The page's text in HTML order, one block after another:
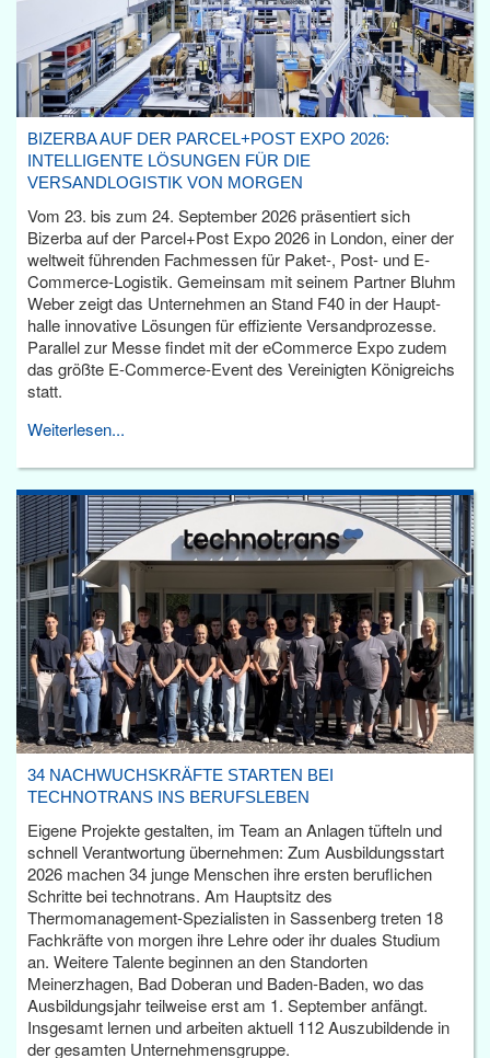
BIZERBA AUF DER PARCEL+POST EXPO 2026:
INTELLIGENTE LÖSUNGEN FÜR DIE
VERSANDLOGISTIK VON MORGEN
Vom 23. bis zum 24. September 2026 präsentiert sich
Bizerba auf der Parcel+Post Expo 2026 in London, einer der
weltweit führenden Fachmessen für Paket-, Post- und E-
Commerce-Logistik. Gemeinsam mit seinem Partner Bluhm
Weber zeigt das Unternehmen an Stand F40 in der Haupt­
halle innovative Lösungen für effiziente Versandprozesse.
Parallel zur Messe findet mit der eCommerce Expo zudem
das größte E-Commerce-Event des Vereinigten Königreichs
statt.
Weiterlesen...
34 NACHWUCHSKRÄFTE STARTEN BEI
TECHNOTRANS INS BERUFSLEBEN
Eigene Projekte gestalten, im Team an Anlagen tüfteln und
schnell Verantwortung übernehmen: Zum Ausbildungsstart
2026 machen 34 junge Menschen ihre ersten beruflichen
Schritte bei technotrans. Am Hauptsitz des
Thermomanagement-Spezialisten in Sassenberg treten 18
Fachkräfte von morgen ihre Lehre oder ihr duales Studium
an. Weitere Talente beginnen an den Standorten
Meinerzhagen, Bad Doberan und Baden-Baden, wo das
Ausbildungsjahr teilweise erst am 1. September anfängt.
Insgesamt lernen und arbeiten aktuell 112 Auszubildende in
der gesamten Unternehmensgruppe.